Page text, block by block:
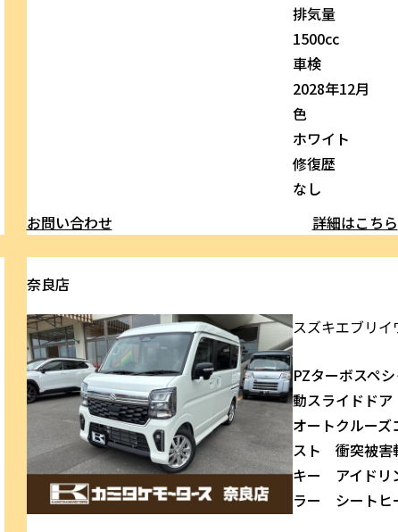
排気量
1500cc
車検
2028年12月
色
ホワイト
修復歴
なし
お問い合わせ
詳細はこちら
奈良店
スズキエブリイ
PZターボスペ
動スライドド
オートクルー
スト 衝突被害
キー アイドリ
ラー シート